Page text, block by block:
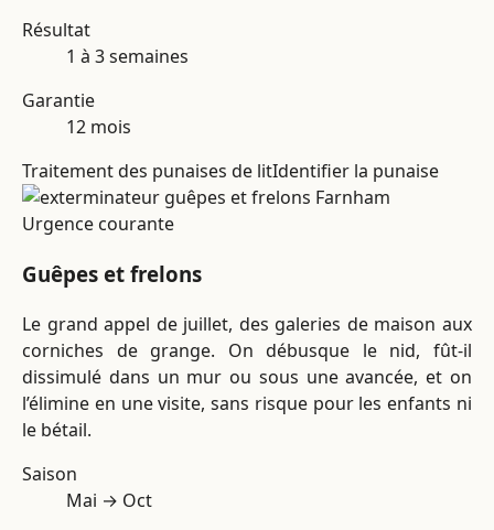
Résultat
1 à 3 semaines
Garantie
12 mois
Traitement des punaises de litIdentifier la punaise
Urgence courante
Guêpes et frelons
Le grand appel de juillet, des galeries de maison aux
corniches de grange. On débusque le nid, fût-il
dissimulé dans un mur ou sous une avancée, et on
l’élimine en une visite, sans risque pour les enfants ni
le bétail.
Saison
Mai → Oct